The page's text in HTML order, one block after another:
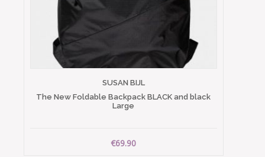
SUSAN BIJL
The New Foldable Backpack BLACK and black
Large
€69.90